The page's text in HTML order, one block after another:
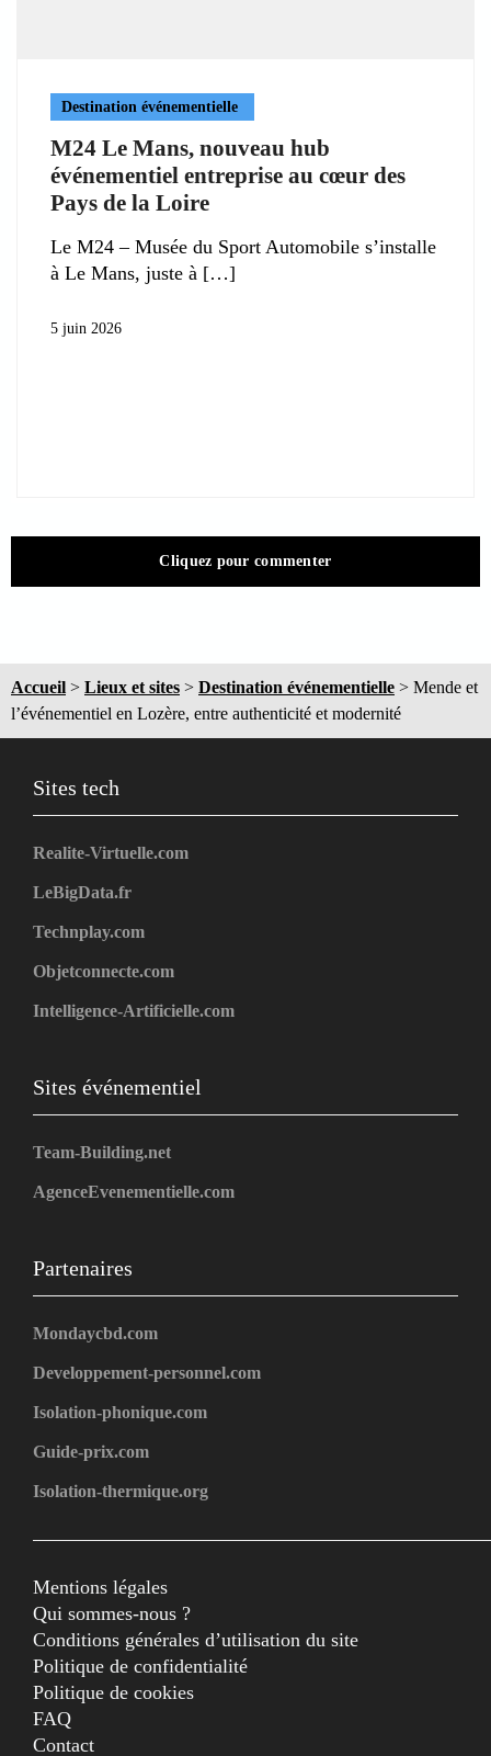
Destination événementielle
M24 Le Mans, nouveau hub
événementiel entreprise au cœur des
Pays de la Loire
Le M24 – Musée du Sport Automobile s’installe
à Le Mans, juste à
5 juin 2026
Cliquez pour commenter
Accueil > Lieux et sites > Destination événementielle > Mende et
l’événementiel en Lozère, entre authenticité et modernité
Sites tech
Realite-Virtuelle.com
LeBigData.fr
Technplay.com
Objetconnecte.com
Intelligence-Artificielle.com
Sites événementiel
Team-Building.net
AgenceEvenementielle.com
Partenaires
Mondaycbd.com
Developpement-personnel.com
Isolation-phonique.com
Guide-prix.com
Isolation-thermique.org
Mentions légales
Qui sommes-nous ?
Conditions générales d’utilisation du site
Politique de confidentialité
Politique de cookies
FAQ
Contact